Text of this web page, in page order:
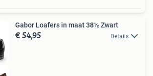
Gabor Loafers in maat 38½ Zwart
€ 54,95 Details